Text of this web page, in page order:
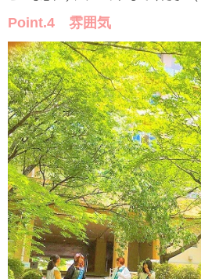
Point.4 雰囲気